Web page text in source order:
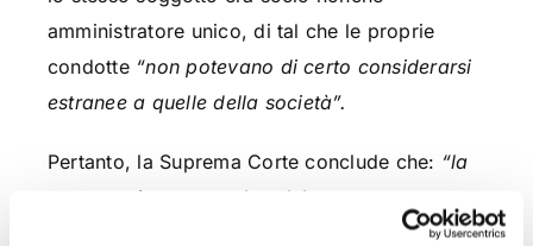
amministratore unico, di tal che le proprie
condotte “non potevano di certo considerarsi
estranee a quelle della società”.
Pertanto, la Suprema Corte conclude che: “la
sentenza impugnata ha, del tutto
correttamente, considerato la responsabilità